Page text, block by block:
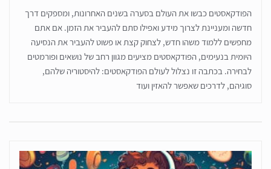
הפודקאסטים כבשו את העולם בסערה בשנים האחרונות, ומספקים דרך
חדשה ומעניינת לצרוך מידע ואפילו סתם להעביר את הזמן. אם אתם
מחפשים ללמוד משהו חדש, לצחוק קצת או פשוט להעביר את הנסיעה
היומית בנעימים, הפודקאסטים מציעים מגוון רחב של נושאים ופורמטים
לבחירה. בכתבה זו נצלול לעולם הפודקאסטים: להיסטוריה שלהם,
סוגיהם, לדרכים שאפשר להאזין ועוד